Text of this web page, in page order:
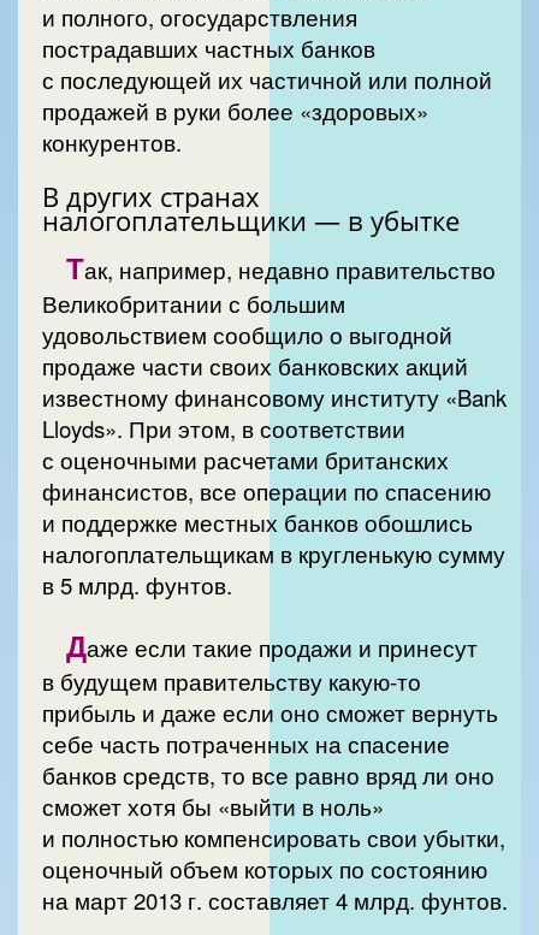
и полного, огосударствления
пострадавших частных банков
с последующей их частичной или полной
продажей в руки более «здоровых»
конкурентов.
В других странах
налогоплательщики — в убытке
Так, например, недавно правительство
Великобритании с большим
удовольствием сообщило о выгодной
продаже части своих банковских акций
известному финансовому институту «Bank
Lloyds». При этом, в соответствии
с оценочными расчетами британских
финансистов, все операции по спасению
и поддержке местных банков обошлись
налогоплательщикам в кругленькую сумму
в 5 млрд. фунтов.
Даже если такие продажи и принесут
в будущем правительству какую-то
прибыль и даже если оно сможет вернуть
себе часть потраченных на спасение
банков средств, то все равно вряд ли оно
сможет хотя бы «выйти в ноль»
и полностью компенсировать свои убытки,
оценочный объем которых по состоянию
на март 2013 г. составляет 4 млрд. фунтов.